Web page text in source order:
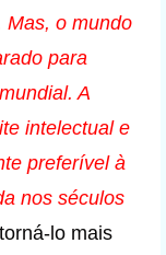
Mas, o mundo
para
A
intelectual e
preferível à
nos séculos
lo mais